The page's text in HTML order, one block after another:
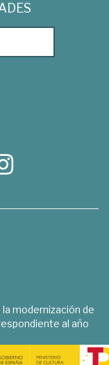
modernización de
al año